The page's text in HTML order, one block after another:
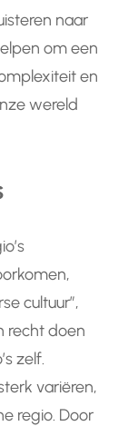
naar
om een
en
wereld
cultuur”,
recht doen
zelf.
variëren,
regio. Door